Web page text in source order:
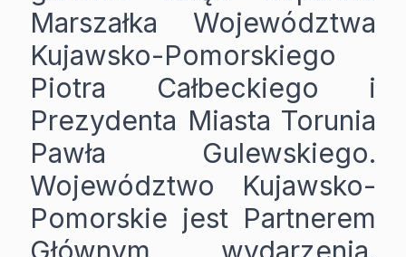
Marszałka Województwa
Kujawsko-Pomorskiego
Piotra Całbeckiego i
Prezydenta Miasta Torunia
Pawła Gulewskiego.
Województwo Kujawsko-
Pomorskie jest Partnerem